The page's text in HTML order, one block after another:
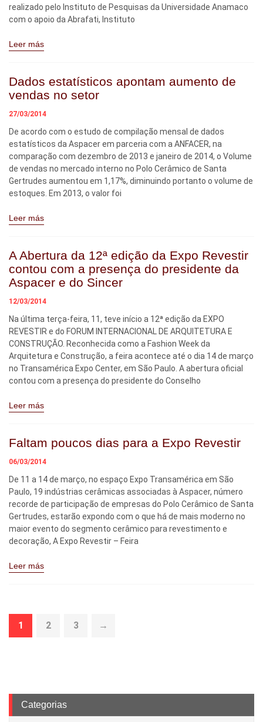
realizado pelo Instituto de Pesquisas da Universidade Anamaco
com o apoio da Abrafati, Instituto
Leer más
Dados estatísticos apontam aumento de
vendas no setor
27/03/2014
De acordo com o estudo de compilação mensal de dados
estatísticos da Aspacer em parceria com a ANFACER, na
comparação com dezembro de 2013 e janeiro de 2014, o Volume
de vendas no mercado interno no Polo Cerâmico de Santa
Gertrudes aumentou em 1,17%, diminuindo portanto o volume de
estoques. Em 2013, o valor foi
Leer más
A Abertura da 12ª edição da Expo Revestir
contou com a presença do presidente da
Aspacer e do Sincer
12/03/2014
Na última terça-feira, 11, teve início a 12ª edição da EXPO
REVESTIR e do FORUM INTERNACIONAL DE ARQUITETURA E
CONSTRUÇÃO. Reconhecida como a Fashion Week da
Arquitetura e Construção, a feira acontece até o dia 14 de março
no Transamérica Expo Center, em São Paulo. A abertura oficial
contou com a presença do presidente do Conselho
Leer más
Faltam poucos dias para a Expo Revestir
06/03/2014
De 11 a 14 de março, no espaço Expo Transamérica em São
Paulo, 19 indústrias cerâmicas associadas à Aspacer, número
recorde de participação de empresas do Polo Cerâmico de Santa
Gertrudes, estarão expondo com o que há de mais moderno no
maior evento do segmento cerâmico para revestimento e
decoração, A Expo Revestir – Feira
Leer más
1 2 3 →
Categorias